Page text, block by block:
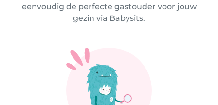
eenvoudig de perfecte gastouder voor jouw
gezin via Babysits.